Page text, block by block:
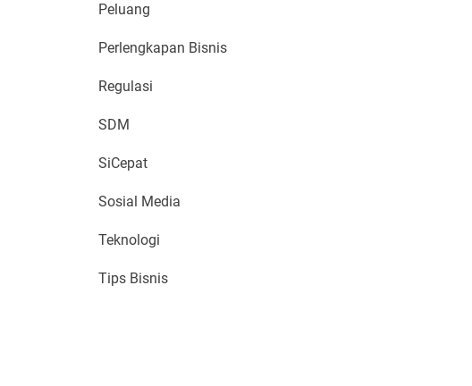
Peluang
Perlengkapan Bisnis
Regulasi
SDM
SiCepat
Sosial Media
Teknologi
Tips Bisnis